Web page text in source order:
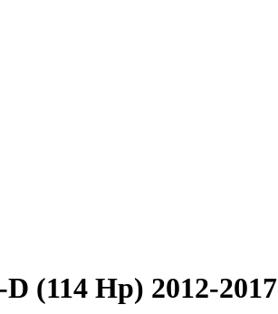
(114 Hp) 2012-2017